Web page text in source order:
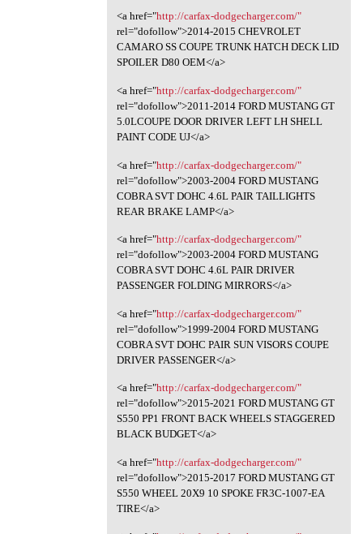
<a href="http://carfax-dodgecharger.com/"
rel="dofollow">2014-2015 CHEVROLET
CAMARO SS COUPE TRUNK HATCH DECK LID
SPOILER D80 OEM</a>
<a href="http://carfax-dodgecharger.com/"
rel="dofollow">2011-2014 FORD MUSTANG GT
5.0LCOUPE DOOR DRIVER LEFT LH SHELL
PAINT CODE UJ</a>
<a href="http://carfax-dodgecharger.com/"
rel="dofollow">2003-2004 FORD MUSTANG
COBRA SVT DOHC 4.6L PAIR TAILLIGHTS
REAR BRAKE LAMP</a>
<a href="http://carfax-dodgecharger.com/"
rel="dofollow">2003-2004 FORD MUSTANG
COBRA SVT DOHC 4.6L PAIR DRIVER
PASSENGER FOLDING MIRRORS</a>
<a href="http://carfax-dodgecharger.com/"
rel="dofollow">1999-2004 FORD MUSTANG
COBRA SVT DOHC PAIR SUN VISORS COUPE
DRIVER PASSENGER</a>
<a href="http://carfax-dodgecharger.com/"
rel="dofollow">2015-2021 FORD MUSTANG GT
S550 PP1 FRONT BACK WHEELS STAGGERED
BLACK BUDGET</a>
<a href="http://carfax-dodgecharger.com/"
rel="dofollow">2015-2017 FORD MUSTANG GT
S550 WHEEL 20X9 10 SPOKE FR3C-1007-EA
TIRE</a>